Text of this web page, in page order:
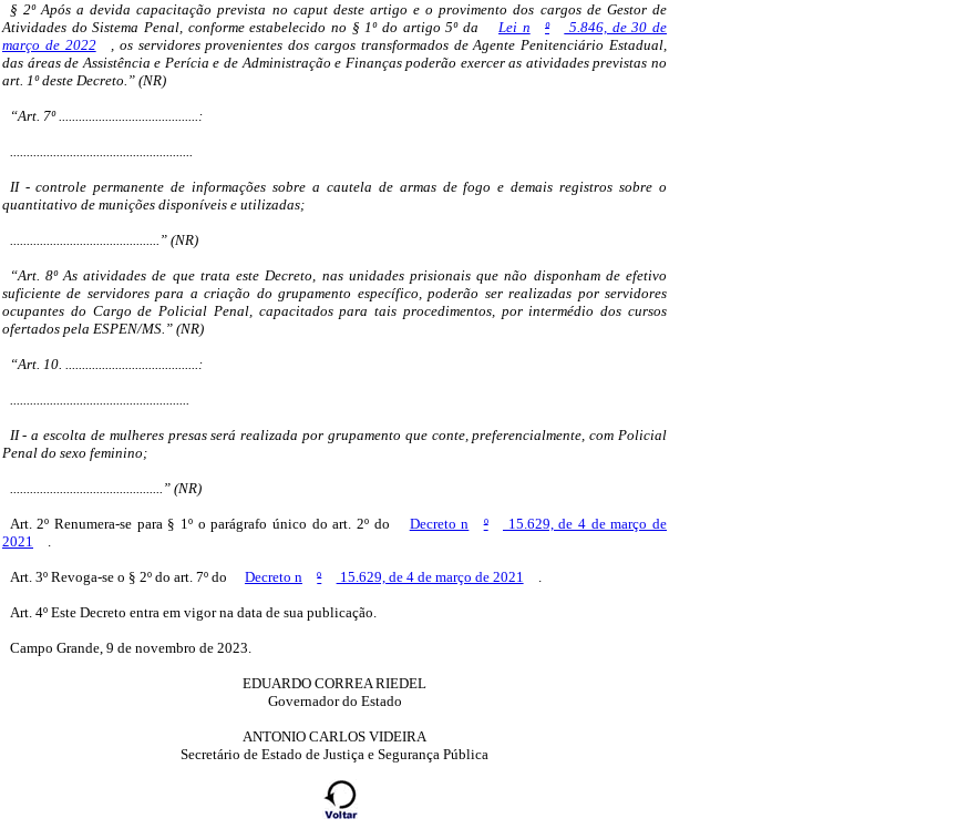
§ 2º Após a devida capacitação prevista no caput deste artigo e o provimento dos cargos de Gestor de
Atividades do Sistema Penal, conforme estabelecido no § 1º do artigo 5º da
Lei n º
5.846, de 30 de
março de 2022
, os servidores provenientes dos cargos transformados de Agente Penitenciário Estadual,
das áreas de Assistência e Perícia e de Administração e Finanças poderão exercer as atividades previstas no
art. 1º deste Decreto.” (NR)
“Art. 7º ..........................................:
.......................................................
II - controle permanente de informações sobre a cautela de armas de fogo e demais registros sobre o
quantitativo de munições disponíveis e utilizadas;
.............................................” (NR)
“Art. 8º As atividades de que trata este Decreto, nas unidades prisionais que não disponham de efetivo
suficiente de servidores para a criação do grupamento específico, poderão ser realizadas por servidores
ocupantes do Cargo de Policial Penal, capacitados para tais procedimentos, por intermédio dos cursos
ofertados pela ESPEN/MS.” (NR)
“Art. 10. ........................................:
......................................................
II - a escolta de mulheres presas será realizada por grupamento que conte, preferencialmente, com Policial
Penal do sexo feminino;
..............................................” (NR)
Art. 2º Renumera-se para § 1º o parágrafo único do art. 2º do Decreto n º
15.629, de 4 de março de
2021
.
Art. 3º Revoga-se o § 2º do art. 7º do Decreto n º 15.629, de 4 de março de 2021 .
Art. 4º Este Decreto entra em vigor na data de sua publicação.
Campo Grande, 9 de novembro de 2023.
EDUARDO CORREA RIEDEL
Governador do Estado
ANTONIO CARLOS VIDEIRA
Secretário de Estado de Justiça e Segurança Pública